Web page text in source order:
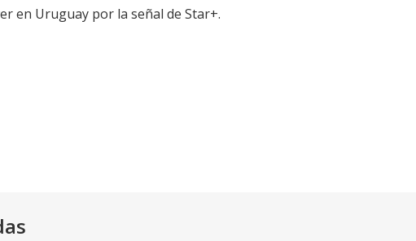
en Uruguay por la señal de Star+.